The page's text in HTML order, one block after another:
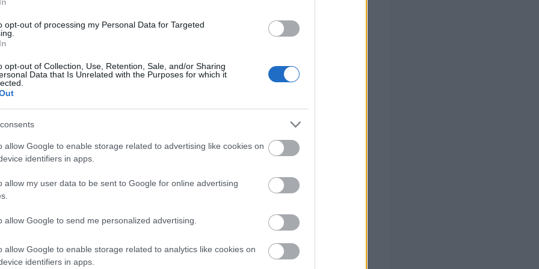
opt-out of processing my Personal Data for Targeted
opt-out of Collection, Use, Retention, Sale, and/or Sharing
Data that Is Unrelated with the Purposes for which it
allow Google to enable storage related to advertising like cookies on
identifiers in apps.
allow my user data to be sent to Google for online advertising
allow Google to send me personalized advertising.
allow Google to enable storage related to analytics like cookies on
identifiers in apps.
proson.gr στα αποτελέσματα αναζήτησης της Google
Ειδήσεις
μισθός: Σενάριο για αύξηση στα 1.000 ευρώ από το 2027
θέσεις εργασίας στο Δημόσιο (χωρίς πτυχίο)
- Μυκηνών: 16 προσλήψεις απόφοιτων ΠΕ, ΤΕ, ΔΕ και